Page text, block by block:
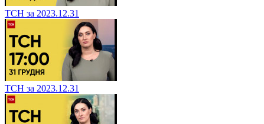
ТСН за 2023.12.31
ТСН за 2023.12.31